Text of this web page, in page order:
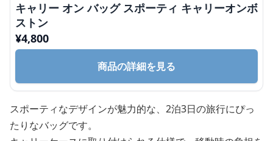
キャリー オン バッグ スポーティ キャリーオンボ
ストン
¥4,800
商品の詳細を見る
スポーティなデザインが魅力的な、2泊3日の旅行にぴっ
たりなバッグです。